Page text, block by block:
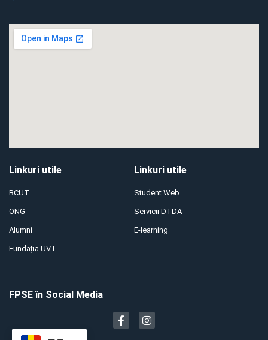
Linkuri utile
BCUT
ONG
Alumni
Fundația UVT
Linkuri utile
Student Web
Servicii DTDA
E-learning
FPSE în Social Media